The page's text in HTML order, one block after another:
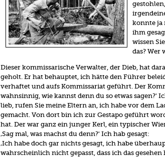
konnte ja
ihm
wissen
das? Wer
Dieser kommissarische Verwalter, der Dieb, hat
geholt. Er hat behauptet, ich hätte den Führer
verhaftet und aufs Kommissariat geführt. Der
wahnsinnig, wie kannst denn du so etwas sagen?'
lieb, rufen Sie meine Eltern an, ich habe vor dem
gemacht. Von dort bin ich zur Gestapo geführt
hat. Der war ganz ein junger Kerl, ein typischer
‚Sag mal, was machst du denn?' Ich hab gesagt:
‚Ich habe doch gar nichts gesagt, ich habe
wahrscheinlich nicht gepasst, dass ich das